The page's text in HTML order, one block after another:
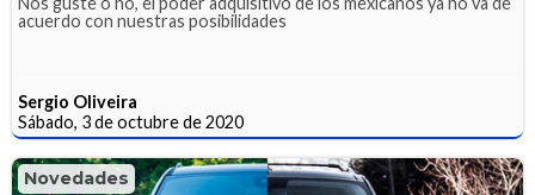
acuerdo con nuestras posibilidades
Sergio Oliveira
Sábado, 3 de octubre de 2020
Novedades